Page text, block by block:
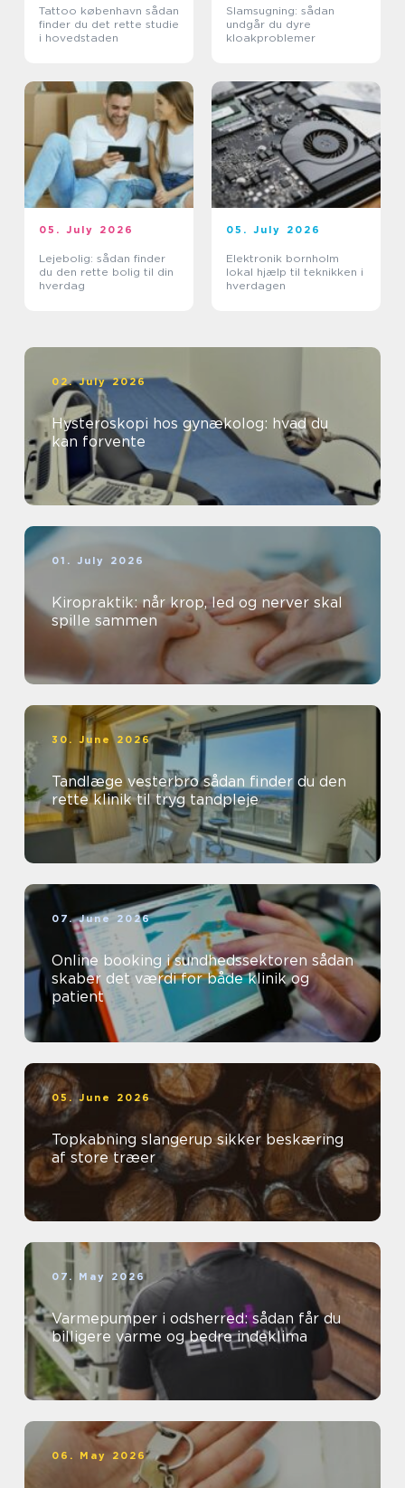
Tattoo københavn sådan
finder du det rette studie
i hovedstaden
Slamsugning: sådan
undgår du dyre
kloakproblemer
05. July 2026
Lejebolig: sådan finder
du den rette bolig til din
hverdag
05. July 2026
Elektronik bornholm
lokal hjælp til teknikken i
hverdagen
02. July 2026
Hysteroskopi hos gynækolog: hvad du
kan forvente
01. July 2026
Kiropraktik: når krop, led og nerver skal
spille sammen
30. June 2026
Tandlæge vesterbro sådan finder du den
rette klinik til tryg tandpleje
07. June 2026
Online booking i sundhedssektoren sådan
skaber det værdi for både klinik og
patient
05. June 2026
Topkabning slangerup sikker beskæring
af store træer
07. May 2026
Varmepumper i odsherred: sådan får du
billigere varme og bedre indeklima
06. May 2026